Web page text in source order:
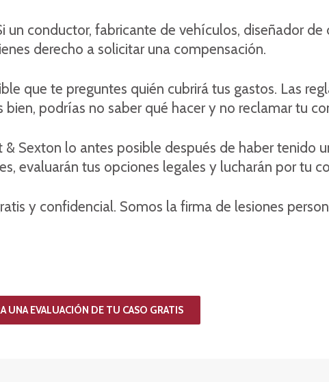
un conductor, fabricante de vehículos, diseñador de
derecho a solicitar una compensación.
que te preguntes quién cubrirá tus gastos. Las
podrías no saber qué hacer y no reclamar tu
Sexton lo antes posible después de haber tenido
evaluarán tus opciones legales y lucharán por tu
y confidencial. Somos la firma de lesiones
UNA EVALUACIÓN DE TU CASO GRATIS